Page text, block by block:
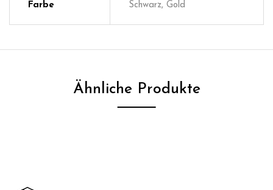
Farbe Schwarz, Gold
Ähnliche Produkte